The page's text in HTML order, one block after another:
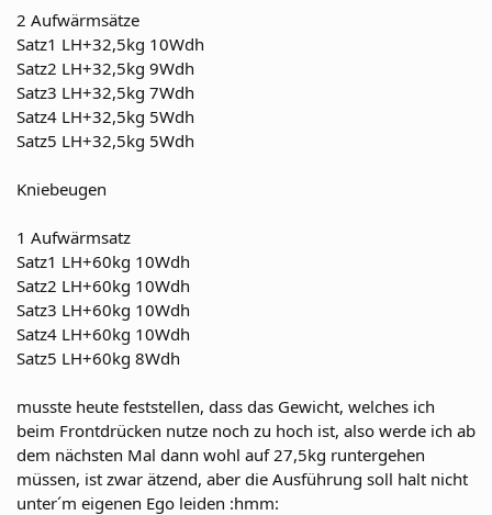
2 Aufwärmsätze
Satz1 LH+32,5kg 10Wdh
Satz2 LH+32,5kg 9Wdh
Satz3 LH+32,5kg 7Wdh
Satz4 LH+32,5kg 5Wdh
Satz5 LH+32,5kg 5Wdh
Kniebeugen
1 Aufwärmsatz
Satz1 LH+60kg 10Wdh
Satz2 LH+60kg 10Wdh
Satz3 LH+60kg 10Wdh
Satz4 LH+60kg 10Wdh
Satz5 LH+60kg 8Wdh
musste heute feststellen, dass das Gewicht, welches ich
beim Frontdrücken nutze noch zu hoch ist, also werde ich ab
dem nächsten Mal dann wohl auf 27,5kg runtergehen
müssen, ist zwar ätzend, aber die Ausführung soll halt nicht
unter´m eigenen Ego leiden :hmm: